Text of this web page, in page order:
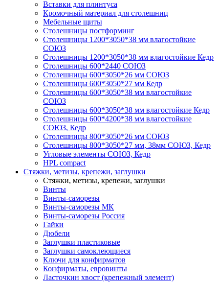
Вставки для плинтуса
Кромочный материал для столешниц
Мебельные щиты
Столешницы постформинг
Столешницы 1200*3050*38 мм влагостойкие
СОЮЗ
Столешницы 1200*3050*38 мм влагостойкие Кедр
Столешницы 600*2440 СОЮЗ
Столешницы 600*3050*26 мм СОЮЗ
Столешницы 600*3050*27 мм Кедр
Столешницы 600*3050*38 мм влагостойкие
СОЮЗ
Столешницы 600*3050*38 мм влагостойкие Кедр
Столешницы 600*4200*38 мм влагостойкие
СОЮЗ, Кедр
Столешницы 800*3050*26 мм СОЮЗ
Столешницы 800*3050*27 мм, 38мм СОЮЗ, Кедр
Угловые элементы СОЮЗ, Кедр
HPL compact
Стяжки, метизы, крепежи, заглушки
Стяжки, метизы, крепежи, заглушки
Винты
Винты-саморезы
Винты-саморезы МК
Винты-саморезы Россия
Гайки
Дюбели
Заглушки пластиковые
Заглушки самоклеющиеся
Ключи для конфирматов
Конфирматы, евровинты
Ласточкин хвост (крепежный элемент)